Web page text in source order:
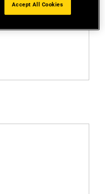
Accept All Cookies